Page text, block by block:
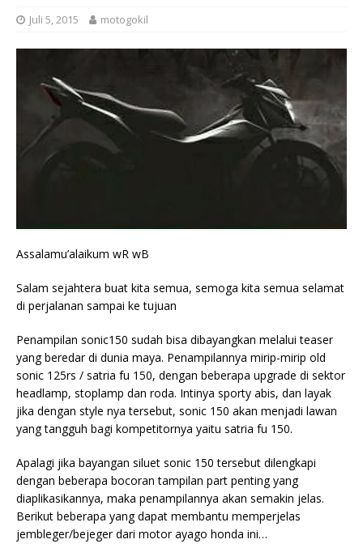
Juli 5, 2015 motogokil
Assalamu’alaikum wR wB
Salam sejahtera buat kita semua, semoga kita semua selamat
di perjalanan sampai ke tujuan
Penampilan sonic150 sudah bisa dibayangkan melalui teaser
yang beredar di dunia maya. Penampilannya mirip-mirip old
sonic 125rs / satria fu 150, dengan beberapa upgrade di sektor
headlamp, stoplamp dan roda. Intinya sporty abis, dan layak
jika dengan style nya tersebut, sonic 150 akan menjadi lawan
yang tangguh bagi kompetitornya yaitu satria fu 150.
Apalagi jika bayangan siluet sonic 150 tersebut dilengkapi
dengan beberapa bocoran tampilan part penting yang
diaplikasikannya, maka penampilannya akan semakin jelas.
Berikut beberapa yang dapat membantu memperjelas
jembleger/bejeger dari motor ayago honda ini…